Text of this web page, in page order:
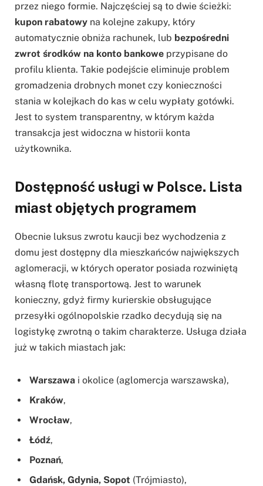
przez niego formie. Najczęściej są to dwie ścieżki:
kupon rabatowy na kolejne zakupy, który
automatycznie obniża rachunek, lub bezpośredni
zwrot środków na konto bankowe przypisane do
profilu klienta. Takie podejście eliminuje problem
gromadzenia drobnych monet czy konieczności
stania w kolejkach do kas w celu wypłaty gotówki.
Jest to system transparentny, w którym każda
transakcja jest widoczna w historii konta
użytkownika.
Dostępność usługi w Polsce. Lista
miast objętych programem
Obecnie luksus zwrotu kaucji bez wychodzenia z
domu jest dostępny dla mieszkańców największych
aglomeracji, w których operator posiada rozwiniętą
własną flotę transportową. Jest to warunek
konieczny, gdyż firmy kurierskie obsługujące
przesyłki ogólnopolskie rzadko decydują się na
logistykę zwrotną o takim charakterze. Usługa działa
już w takich miastach jak:
Warszawa i okolice (aglomercja warszawska),
Kraków,
Wrocław,
Łódź,
Poznań,
Gdańsk, Gdynia, Sopot (Trójmiasto),